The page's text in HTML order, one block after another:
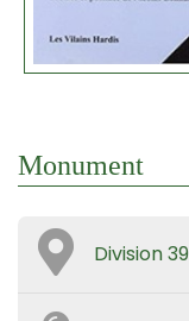
Monument
Division 39